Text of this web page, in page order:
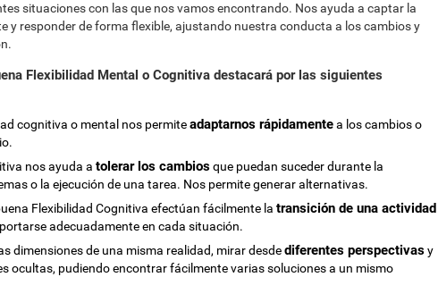
situaciones con las que nos vamos encontrando. Nos ayuda a captar la
y responder de forma flexible, ajustando nuestra conducta a los cambios y
Flexibilidad Mental o Cognitiva destacará por las siguientes
cognitiva o mental nos permiteadaptarnos rápidamentea los cambios o
nos ayuda a tolerar los cambiosque puedan suceder durante la
o la ejecución de una tarea. Nos permite generar alternativas.
Flexibilidad Cognitiva efectúan fácilmente la transición de una actividad
adecuadamente en cada situación.
dimensiones de una misma realidad, mirar desdediferentes perspectivasy
ocultas, pudiendo encontrar fácilmente varias soluciones a un mismo